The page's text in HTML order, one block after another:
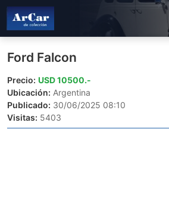
Ford Falcon
Precio: USD 10500.-
Ubicación: Argentina
Publicado: 30/06/2025 08:10
Visitas: 5403